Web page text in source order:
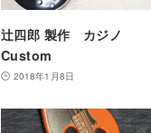
辻四郎 製作 カジノ
Custom
2018年1月8日